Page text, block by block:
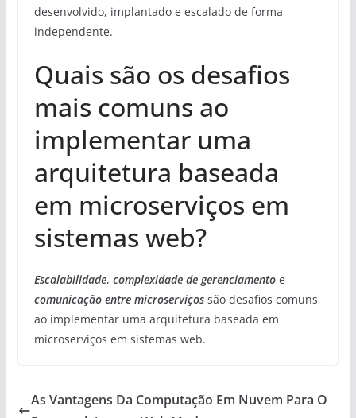
desenvolvido, implantado e escalado de forma
independente.
Quais são os desafios
mais comuns ao
implementar uma
arquitetura baseada
em microserviços em
sistemas web?
Escalabilidade, complexidade de gerenciamentoe
comunicação entre microserviçossão desafios comuns
ao implementar uma arquitetura baseada em
microserviços em sistemas web.
As Vantagens Da Computação Em Nuvem Para O